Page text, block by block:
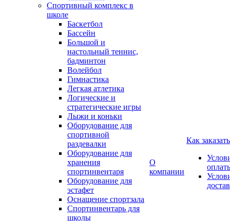
Спортивный комплекс в
школе
Баскетбол
Бассейн
Большой и
настольный теннис,
бадминтон
Волейбол
Гимнастика
Легкая атлетика
Логические и
стратегические игры
Лыжи и коньки
Оборудование для
спортивной
раздевалки
Оборудование для
хранения
спортинвентаря
Оборудование для
эстафет
Оснащение спортзала
Спортинвентарь для
школы
О
компании
Как